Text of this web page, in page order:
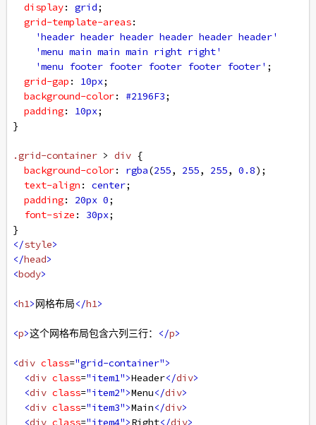
display: grid;
grid-template-areas:
'header header header header header header'
'menu main main main right right'
'menu footer footer footer footer footer' ;
grid-gap : 10px;
background-color: #2196F3;
padding: 10px;
}
.grid-container > div {
background-color: rgba(255, 255, 255, 0.8);
text-align : center;
padding: 20px 0;
font-size : 30px;
}
</style>
</head>
<body>
<h1>网格布局</h1>
<p>这个网格布局包含六列三行： </p>
<div class="grid-container">
<div class="item1">Header</div>
<div class="item2">Menu</div>
<div class="item3">Main</div>
<div class="item4">Right</div>